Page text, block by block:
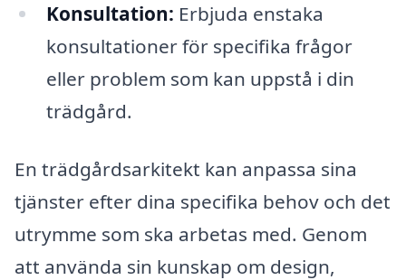
Konsultation: Erbjuda enstaka
konsultationer för specifika frågor
eller problem som kan uppstå i din
trädgård.
En trädgårdsarkitekt kan anpassa sina
tjänster efter dina specifika behov och det
utrymme som ska arbetas med. Genom
att använda sin kunskap om design,